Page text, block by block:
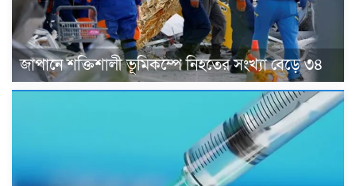
জাপানে শক্তিশালী ভূমিকম্পে নিহতের সংখ্যা বেড়ে ৩৪